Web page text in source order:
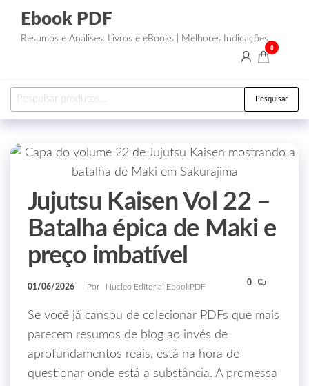
Ebook PDF
Resumos e Análises: Livros e eBooks | Melhores Indicações
0
Pesquisar
Jujutsu Kaisen Vol 22 –
Batalha épica de Maki e
preço imbatível
01/06/2026 Por Núcleo Editorial EbookPDF 0
Se você já cansou de colecionar PDFs que mais
parecem resumos de blog ao invés de
aprofundamentos reais, está na hora de
questionar onde está a substância. A promessa